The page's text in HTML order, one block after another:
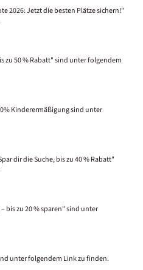
2026: Jetzt die besten Plätze sichern!"
zu 50 % Rabatt" sind unter folgendem
Kinderermäßigung sind unter
dir die Suche, bis zu 40 % Rabatt"
bis zu 20 % sparen" sind unter
unter folgendem Link zu finden.